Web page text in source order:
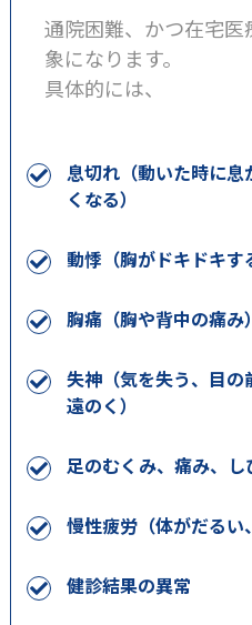
通院困難、かつ在宅
象になります。
具体的には、
息切れ（動いた時に
くなる）
動悸（胸がドキドキす
胸痛（胸や背中の痛み）
失神（気を失う、目
遠のく）
足のむくみ、痛み、し
慢性疲労（体がだるい
健診結果の異常